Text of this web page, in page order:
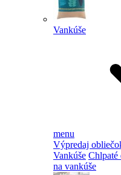
Vankúše
menu
Výpredaj
Vankúše Chlpaté
na vankúše